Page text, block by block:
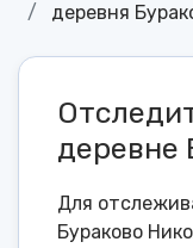
деревня
деревне
Для
Бураково